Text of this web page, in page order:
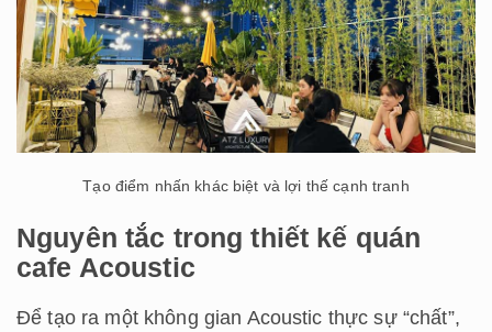
Tạo điểm nhấn khác biệt và lợi thế cạnh tranh
Nguyên tắc trong thiết kế quán
cafe Acoustic
Để tạo ra một không gian Acoustic thực sự “chất”,